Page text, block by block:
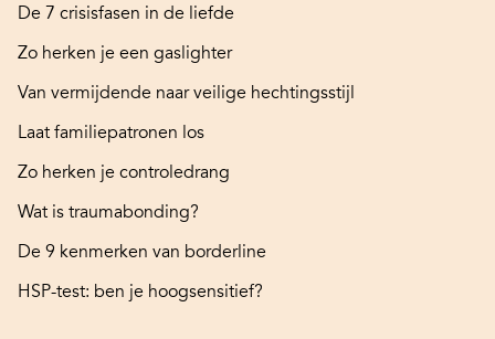
De 7 crisisfasen in de liefde
Zo herken je een gaslighter
Van vermijdende naar veilige hechtingsstijl
Laat familiepatronen los
Zo herken je controledrang
Wat is traumabonding?
De 9 kenmerken van borderline
HSP-test: ben je hoogsensitief?